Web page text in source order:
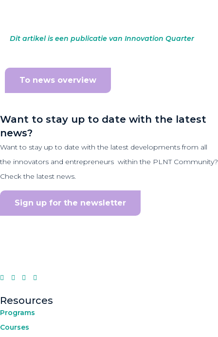
Dit artikel is een publicatie van Innovation Quarter
To news overview
Want to stay up to date with the latest
news?
Want to stay up to date with the latest developments from all
the innovators and entrepreneurs within the PLNT Community?
Check the latest news.
Sign up for the newsletter
Resources
Programs
Courses